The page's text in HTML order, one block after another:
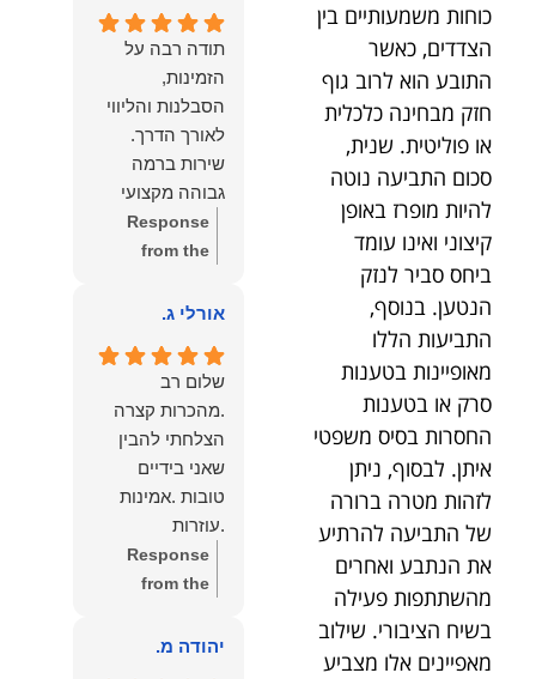
כוחות משמעותיים בין
הצדדים, כאשר
התובע הוא לרוב גוף
חזק מבחינה כלכלית
או פוליטית. שנית,
סכום התביעה נוטה
להיות מופרז באופן
קיצוני ואינו עומד
ביחס סביר לנזק
הנטען. בנוסף,
התביעות הללו
מאופיינות בטענות
סרק או בטענות
החסרות בסיס משפטי
איתן. לבסוף, ניתן
לזהות מטרה ברורה
של התביעה להרתיע
את הנתבע ואחרים
מהשתתפות פעילה
בשיח הציבורי. שילוב
מאפיינים אלו מצביע
הצלחה, ברכה
ובשורות טובות.
שמעון האן
משרד עורכי דין
ונוטריון
התהליך.
המקצועיות,
הסבלנות,
היסודיות
והאכפתיות שלו
בלטו מהרגע
הראשון. הרגשתי
שיש לי על מי
לסמוך, ואני
הלב לכל מי
שמחפש עורך דין
מקצועי, אמין
ומסור.
ולשירותך בכל
עת גם בהמשך.
שמעון האן
משרד עורכי דין
ונוטריון
תודה רבה על
הזמינות,
הסבלנות והליווי
שירות ברמה
גבוהה מקצועי
ואמין.
Response
from the
הוא שלנו.
אורלי ג.
שלום רב
.מהכרות קצרה
הצלחתי להבין
שאני בידיים
טובות .אמינות
.עוזרות
.ומקשיבות .אין לי
מילים להודות
העוצמות
Response
from the
רבה על המילים
יהודה מ.